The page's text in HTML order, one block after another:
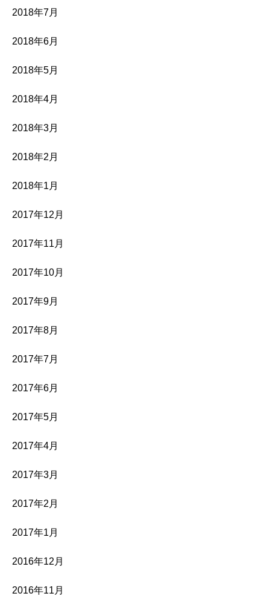
2018年7月
2018年6月
2018年5月
2018年4月
2018年3月
2018年2月
2018年1月
2017年12月
2017年11月
2017年10月
2017年9月
2017年8月
2017年7月
2017年6月
2017年5月
2017年4月
2017年3月
2017年2月
2017年1月
2016年12月
2016年11月